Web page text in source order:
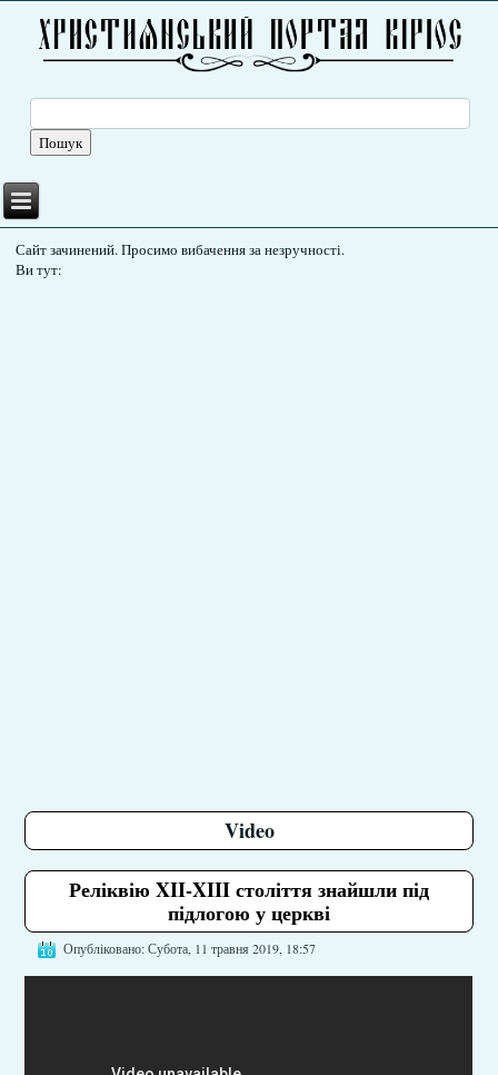
Сайт зачинений. Просимо вибачення за незручності.
Ви тут:
Video
Реліквію XII-XIII століття знайшли під
підлогою у церкві
Опубліковано: Субота, 11 травня 2019, 18:57